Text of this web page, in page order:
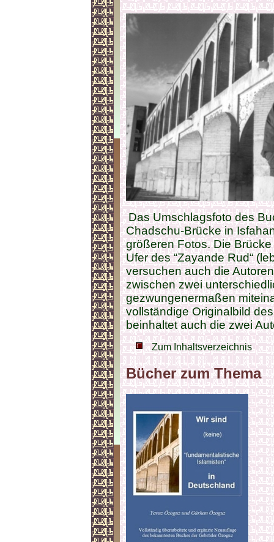
Das Umschlagsfoto des
Chadschu-Brücke in
größeren Fotos. Die
Ufer des “Zayande Rud“
versuchen auch die
zwischen zwei
gezwungenermaßen
vollständige Originalbild
beinhaltet auch die zwei
Zum Inhaltsverzeichnis
Bücher zum Thema